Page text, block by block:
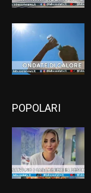
POPOLARI